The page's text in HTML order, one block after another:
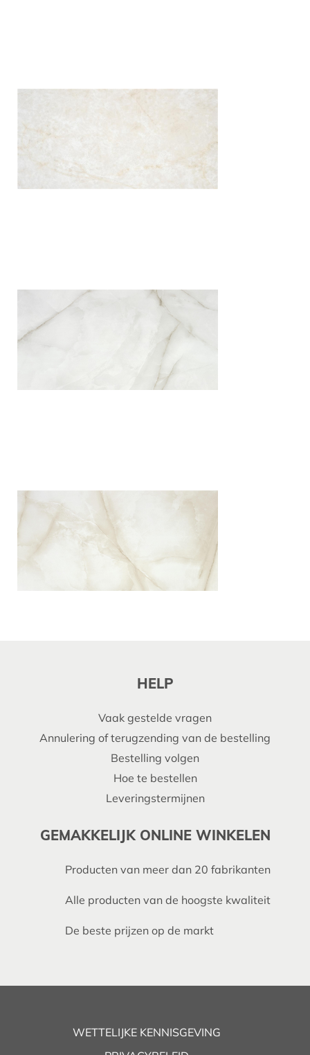
HELP
Vaak gestelde vragen
Annulering of terugzending van de bestelling
Bestelling volgen
Hoe te bestellen
Leveringstermijnen
GEMAKKELIJK ONLINE WINKELEN
Producten van meer dan 20 fabrikanten
Alle producten van de hoogste kwaliteit
De beste prijzen op de markt
WETTELIJKE KENNISGEVING